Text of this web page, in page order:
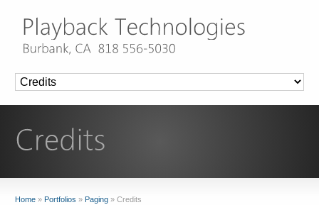
Home » Portfolios » Paging » Credits